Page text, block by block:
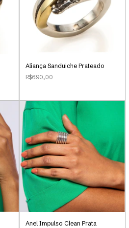
Aliança Sanduiche Prateado
R$690,00
Anel Impulso Clean Prata